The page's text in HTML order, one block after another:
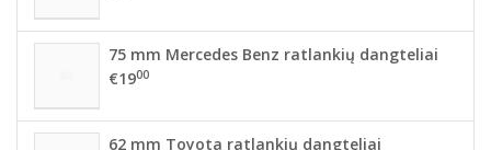
75 mm Mercedes Benz ratlankių dangteliai
€1900
62 mm Toyota ratlankių dangteliai